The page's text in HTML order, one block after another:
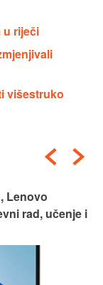
u riječi
višestruko
Lenovo
rad, učenje i